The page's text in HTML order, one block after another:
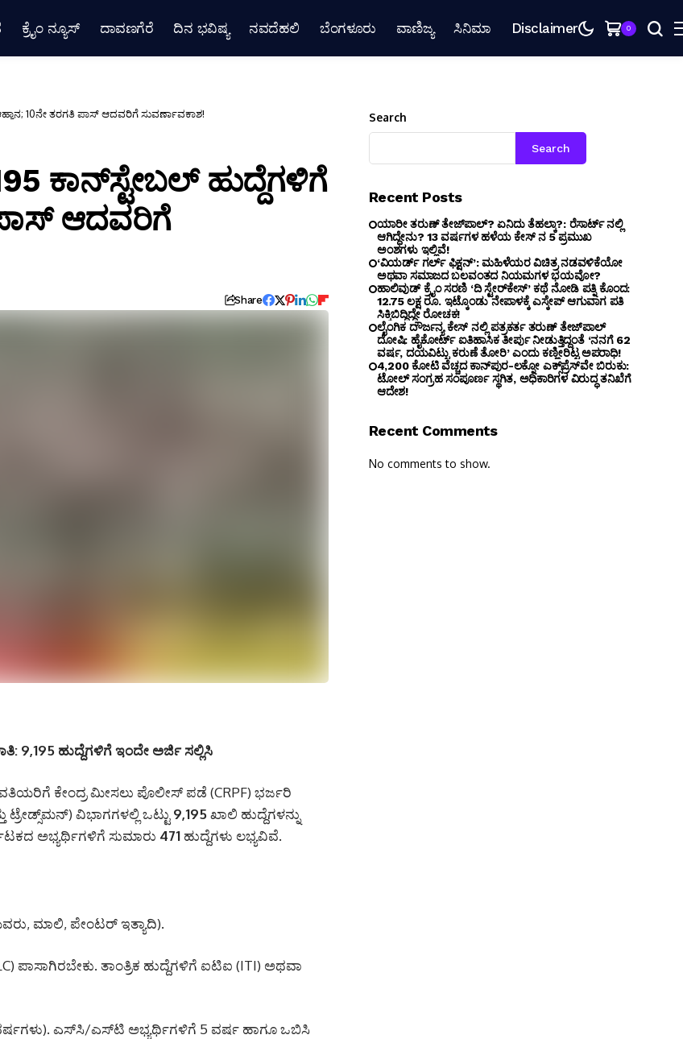
ಕ್ರೈಂ ನ್ಯೂಸ್ ದಾವಣಗೆರೆ ದಿನ ಭವಿಷ್ಯ ನವದೆಹಲಿ ಬೆಂಗಳೂರು ವಾಣಿಜ್ಯ ಸಿನಿಮಾ Disclaimer 0
10ನೇ ತರಗತಿ ಪಾಸ್ ಆದವರಿಗೆ ಸುವರ್ಣಾವಕಾಶ!
ಕಾನ್‌ಸ್ಟೇಬಲ್ ಹುದ್ದೆಗಳಿಗೆ
ಆದವರಿಗೆ
Share
9,195 ಹುದ್ದೆಗಳಿಗೆ ಇಂದೇ ಅರ್ಜಿ ಸಲ್ಲಿಸಿ
ಕೇಂದ್ರ ಮೀಸಲು ಪೊಲೀಸ್ ಪಡೆ (CRPF) ಭರ್ಜರಿ
ಟ್ರೇಡ್ಸ್‌ಮನ್) ವಿಭಾಗಗಳಲ್ಲಿ ಒಟ್ಟು 9,195ಖಾಲಿ ಹುದ್ದೆಗಳನ್ನು
ಅಭ್ಯರ್ಥಿಗಳಿಗೆ ಸುಮಾರು 471 ಹುದ್ದೆಗಳು ಲಭ್ಯವಿವೆ.
ಮಾಲಿ, ಪೇಂಟರ್ ಇತ್ಯಾದಿ).
ಪಾಸಾಗಿರಬೇಕು. ತಾಂತ್ರಿಕ ಹುದ್ದೆಗಳಿಗೆ ಐಟಿಐ (ITI) ಅಥವಾ
ಎಸ್‌ಸಿ/ಎಸ್‌ಟಿ ಅಭ್ಯರ್ಥಿಗಳಿಗೆ 5 ವರ್ಷ ಹಾಗೂ ಒಬಿಸಿ
Search
Search
Recent Posts
ಯಾರೀ ತರುಣ್ ತೇಜ್‌ಪಾಲ್? ಏನಿದು ತೆಹಲ್ಕಾ?: ರೆಸಾರ್ಟ್ ನಲ್ಲಿ
ಆಗಿದ್ದೇನು? 13 ವರ್ಷಗಳ ಹಳೆಯ ಕೇಸ್ ನ 5 ಪ್ರಮುಖ
ಅಂಶಗಳು ಇಲ್ಲಿವೆ!
‘ವಿಯರ್ಡ್ ಗರ್ಲ್ ಫಿಕ್ಷನ್’: ಮಹಿಳೆಯರ ವಿಚಿತ್ರ ನಡವಳಿಕೆಯೋ
ಅಥವಾ ಸಮಾಜದ ಬಲವಂತದ ನಿಯಮಗಳ ಭಯವೋ?
ಹಾಲಿವುಡ್ ಕ್ರೈಂ ಸರಣಿ ‘ದಿ ಸ್ಟೇರ್‌ಕೇಸ್’ ಕಥೆ ನೋಡಿ ಪತ್ನಿ ಕೊಂದ:
12.75 ಲಕ್ಷ ರೂ. ಇಟ್ಕೊಂಡು ನೇಪಾಳಕ್ಕೆ ಎಸ್ಕೇಪ್ ಆಗುವಾಗ ಪತಿ
ಸಿಕ್ಕಿಬಿದ್ದಿದ್ದೇ ರೋಚಕ!
ಲೈಂಗಿಕ ದೌರ್ಜನ್ಯ ಕೇಸ್ ನಲ್ಲಿ ಪತ್ರಕರ್ತ ತರುಣ್ ತೇಜ್‌ಪಾಲ್
ದೋಷಿ: ಹೈಕೋರ್ಟ್ ಐತಿಹಾಸಿಕ ತೀರ್ಪು ನೀಡುತ್ತಿದ್ದಂತೆ ‘ನನಗೆ 62
ವರ್ಷ, ದಯವಿಟ್ಟು ಕರುಣೆ ತೋರಿ’ ಎಂದು ಕಣ್ಣೀರಿಟ್ಟ ಅಪರಾಧಿ!
₹4,200 ಕೋಟಿ ವೆಚ್ಚದ ಕಾನ್‌ಪುರ-ಲಕ್ನೋ ಎಕ್ಸ್‌ಪ್ರೆಸ್‌ವೇ ಬಿರುಕು:
ಟೋಲ್ ಸಂಗ್ರಹ ಸಂಪೂರ್ಣ ಸ್ಥಗಿತ, ಅಧಿಕಾರಿಗಳ ವಿರುದ್ಧ ತನಿಖೆಗೆ
ಆದೇಶ!
Recent Comments
No comments to show.